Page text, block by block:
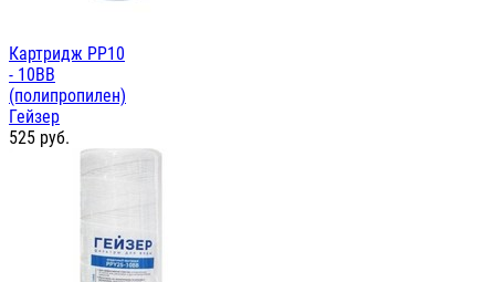
Картридж PP10
- 10ВВ
(полипропилен)
Гейзер
525 руб.